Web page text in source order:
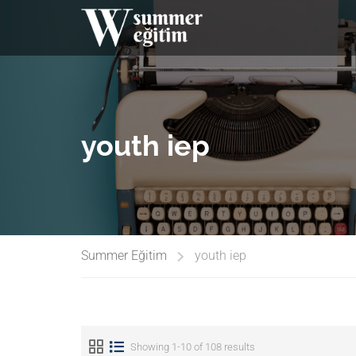
youth iep
Summer Eğitim youth iep
Showing 1-10 of 108 results